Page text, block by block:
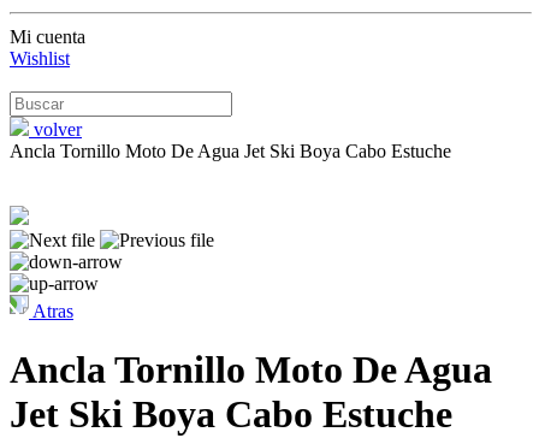
Mi cuenta
Wishlist
volver
Ancla Tornillo Moto De Agua Jet Ski Boya Cabo Estuche
Atras
Ancla Tornillo Moto De Agua
Jet Ski Boya Cabo Estuche